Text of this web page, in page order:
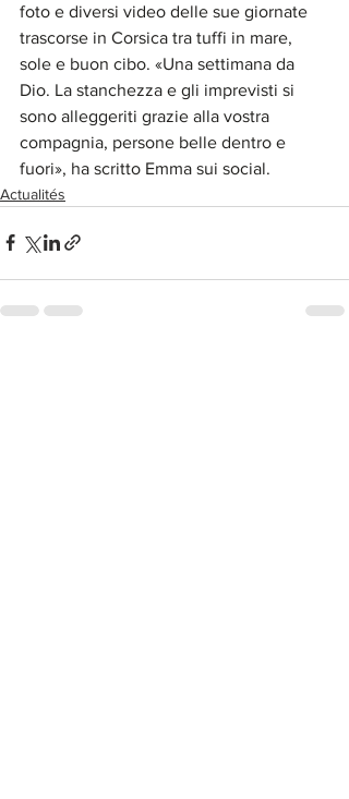
foto e diversi video delle sue giornate
trascorse in Corsica tra tuffi in mare,
sole e buon cibo. «Una settimana da
Dio. La stanchezza e gli imprevisti si
sono alleggeriti grazie alla vostra
compagnia, persone belle dentro e
fuori», ha scritto Emma sui social.
Actualités